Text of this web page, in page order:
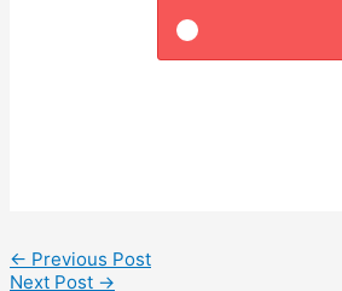
← Previous Post
Next Post →